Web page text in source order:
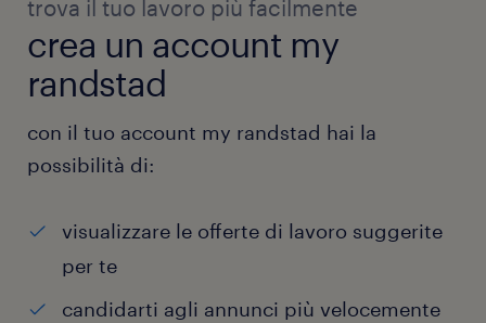
trova il tuo lavoro più facilmente
crea un account my
randstad
con il tuo account my randstad hai la
possibilità di:
visualizzare le offerte di lavoro suggerite
per te
candidarti agli annunci più velocemente